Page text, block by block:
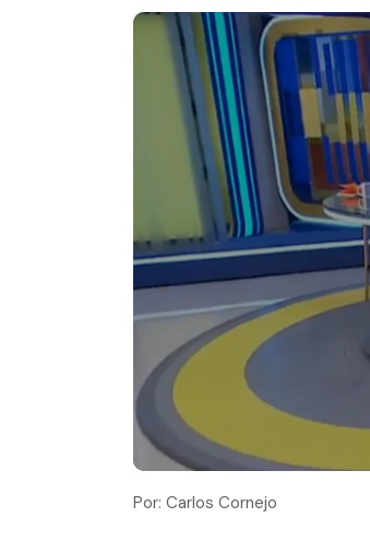
Por: Carlos Cornejo